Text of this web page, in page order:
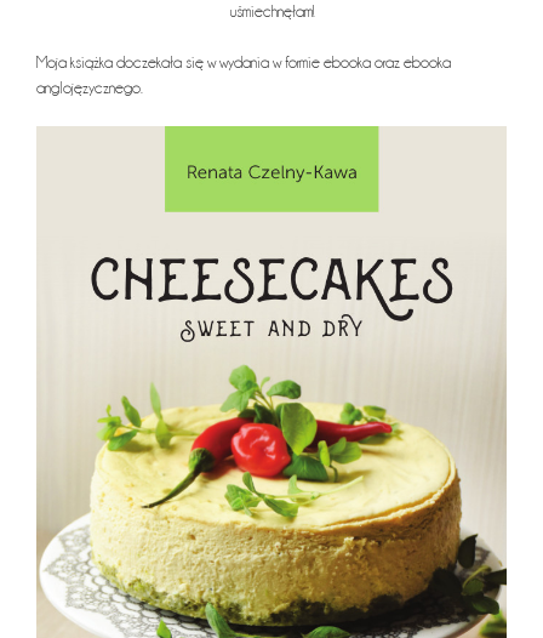
uśmiechnęłam!
Moja książka doczekała się w wydania w formie ebooka oraz ebooka
anglojęzycznego.